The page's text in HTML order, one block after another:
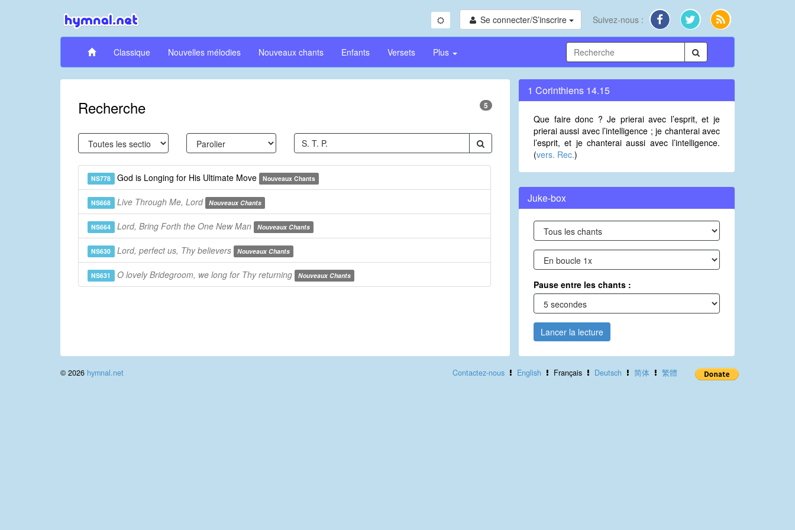
Se connecter/S’inscrire Suivez-nous :
Classique Nouvelles mélodies Nouveaux chants Enfants Versets Plus
Recherche 5
NS778 God is Longing for His Ultimate Move Nouveaux Chants
NS668 Live Through Me, Lord Nouveaux Chants
NS664 Lord, Bring Forth the One New Man Nouveaux Chants
NS630 Lord, perfect us, Thy believers Nouveaux Chants
NS631 O lovely Bridegroom, we long for Thy returning Nouveaux Chants
1 Corinthiens 14.15
Que faire donc ? Je prierai avec l’esprit, et je
prierai aussi avec l’intelligence ; je chanterai avec
l’esprit, et je chanterai aussi avec l’intelligence.
(vers. Rec.)
Juke-box
Pause entre les chants :
Lancer la lecture
Contactez-nous English Français Deutsch 简体 繁體
© 2026 hymnal.net